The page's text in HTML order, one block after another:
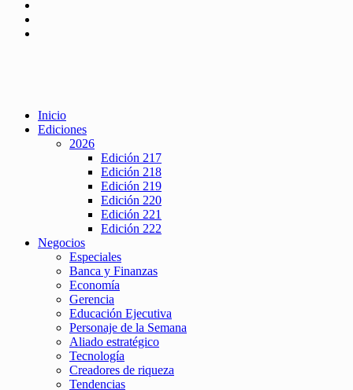
Inicio
Ediciones
2026
Edición 217
Edición 218
Edición 219
Edición 220
Edición 221
Edición 222
Negocios
Especiales
Banca y Finanzas
Economía
Gerencia
Educación Ejecutiva
Personaje de la Semana
Aliado estratégico
Tecnología
Creadores de riqueza
Tendencias